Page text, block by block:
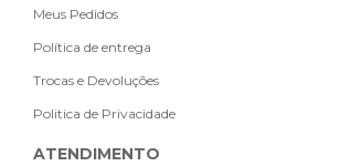
Meus Pedidos
Política de entrega
Trocas e Devoluções
Politica de Privacidade
ATENDIMENTO